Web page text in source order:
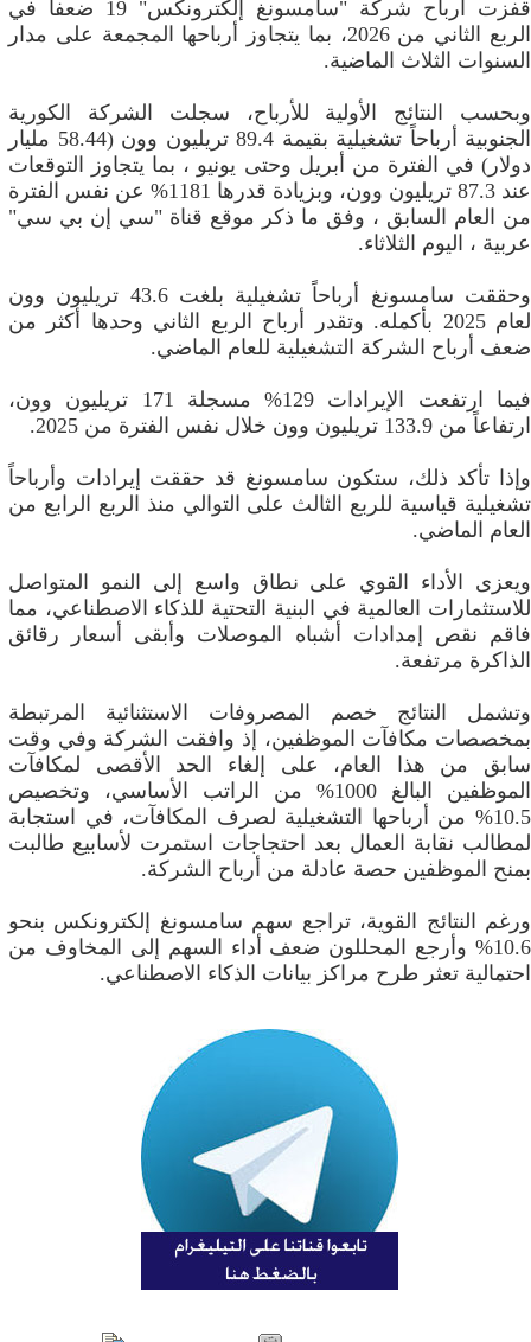
قفزت أرباح شركة "سامسونغ إلكترونكس" 19 ضعفاً في
الربع الثاني من 2026، بما يتجاوز أرباحها المجمعة على مدار
السنوات الثلاث الماضية.
وبحسب النتائج الأولية للأرباح، سجلت الشركة الكورية
الجنوبية أرباحاً تشغيلية بقيمة 89.4 تريليون وون (58.44 مليار
دولار) في الفترة من أبريل وحتى يونيو ، بما يتجاوز التوقعات
عند 87.3 تريليون وون، وبزيادة قدرها 1181% عن نفس الفترة
من العام السابق ، وفق ما ذكر موقع قناة "سي إن بي سي"
عربية ، اليوم الثلاثاء.
وحققت سامسونغ أرباحاً تشغيلية بلغت 43.6 تريليون وون
لعام 2025 بأكمله. وتقدر أرباح الربع الثاني وحدها أكثر من
ضعف أرباح الشركة التشغيلية للعام الماضي.
فيما ارتفعت الإيرادات 129% مسجلة 171 تريليون وون،
ارتفاعاً من 133.9 تريليون وون خلال نفس الفترة من 2025.
وإذا تأكد ذلك، ستكون سامسونغ قد حققت إيرادات وأرباحاً
تشغيلية قياسية للربع الثالث على التوالي منذ الربع الرابع من
العام الماضي.
ويعزى الأداء القوي على نطاق واسع إلى النمو المتواصل
للاستثمارات العالمية في البنية التحتية للذكاء الاصطناعي، مما
فاقم نقص إمدادات أشباه الموصلات وأبقى أسعار رقائق
الذاكرة مرتفعة.
وتشمل النتائج خصم المصروفات الاستثنائية المرتبطة
بمخصصات مكافآت الموظفين، إذ وافقت الشركة وفي وقت
سابق من هذا العام، على إلغاء الحد الأقصى لمكافآت
الموظفين البالغ 1000% من الراتب الأساسي، وتخصيص
10.5% من أرباحها التشغيلية لصرف المكافآت، في استجابة
لمطالب نقابة العمال بعد احتجاجات استمرت لأسابيع طالبت
بمنح الموظفين حصة عادلة من أرباح الشركة.
ورغم النتائج القوية، تراجع سهم سامسونغ إلكترونكس بنحو
10.6% وأرجع المحللون ضعف أداء السهم إلى المخاوف من
احتمالية تعثر طرح مراكز بيانات الذكاء الاصطناعي.